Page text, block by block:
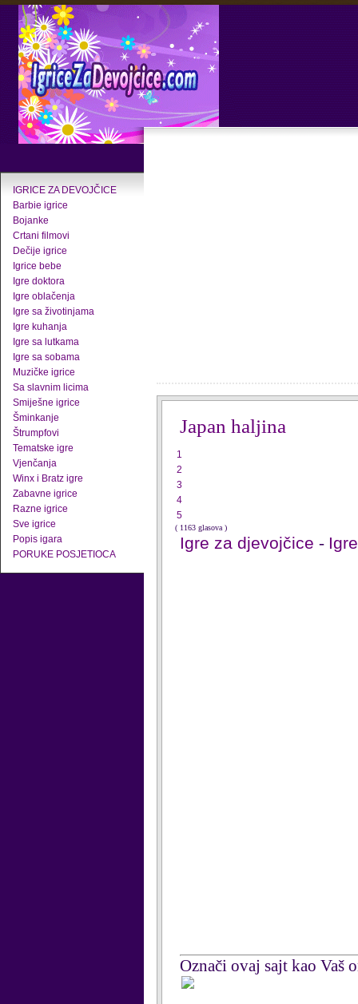
IGRICE ZA DEVOJČICE
Barbie igrice
Bojanke
Crtani filmovi
Dečije igrice
Igrice bebe
Igre doktora
Igre oblačenja
Igre sa životinjama
Igre kuhanja
Igre sa lutkama
Igre sa sobama
Muzičke igrice
Sa slavnim licima
Smiješne igrice
Šminkanje
Štrumpfovi
Tematske igre
Vjenčanja
Winx i Bratz igre
Zabavne igrice
Razne igrice
Sve igrice
Popis igara
PORUKE POSJETIOCA
Japan haljina
1
2
3
4
5
( 1163 glasova )
Igre za djevojčice -
Označi ovaj sajt kao Vaš